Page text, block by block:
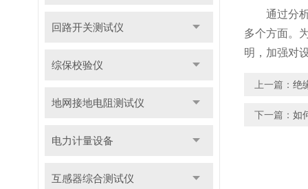
回路开关测试仪
综保校验仪
地网接地电阻测试仪
电力计量设备
互感器综合测试仪
通过分析
多个方面。
明，加强对
上一篇： 绝
下一篇： 如